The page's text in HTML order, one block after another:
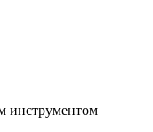
инструментом